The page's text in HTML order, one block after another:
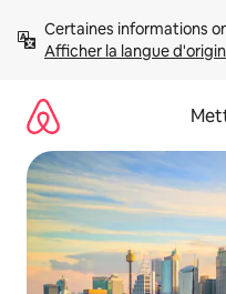
directement
Afficher la langue